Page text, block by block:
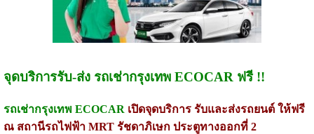
จุดบริการรับ-ส่ง รถเช่ากรุงเทพ ECOCAR ฟรี !!
รถเช่ากรุงเทพ ECOCAR เปิดจุดบริการ รับและส่งรถยนต์ ให้ฟรี
ณ สถานีรถไฟฟ้า MRT รัชดาภิเษก ประตูทางออกที่ 2